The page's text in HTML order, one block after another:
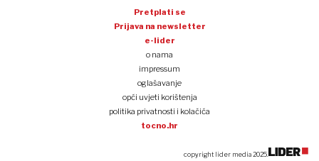
Pretplati se
Prijava na newsletter
e-lider
o nama
impressum
oglašavanje
opći uvjeti korištenja
politika privatnosti i kolačića
tocno.hr
copyright lider media 2025.